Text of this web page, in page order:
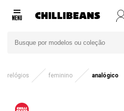
relógios feminino analógico